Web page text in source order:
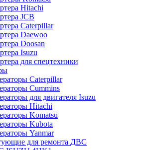
Hitachi
JCB
Caterpillar
Daewoo
Doosan
Isuzu
для спецтехники
Caterpillar
Cummins
для двигателя Isuzu
Hitachi
Komatsu
Kubota
Yanmar
для ремонта ДВС